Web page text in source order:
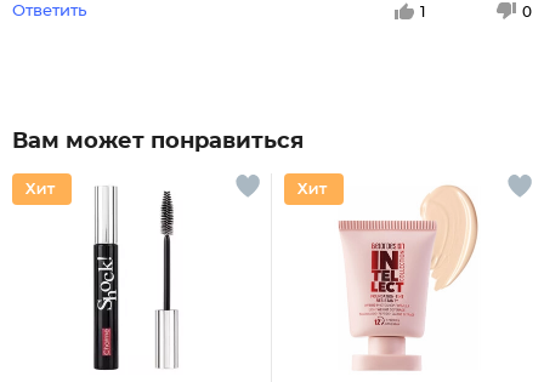
Ответить 1 0
Вам может понравиться